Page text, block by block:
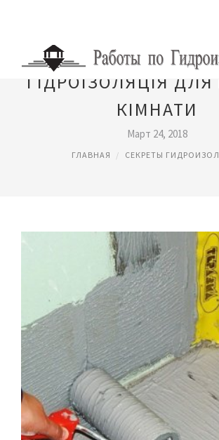
ГІДРОІЗОЛЯЦІЯ ДЛЯ
КІМНАТИ
Март 24, 2018
ГЛАВНАЯ СЕКРЕТЫ